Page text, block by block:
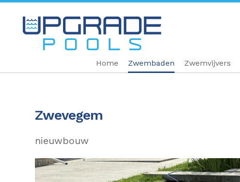
Home Zwembaden Zwemvijvers
Zwevegem
nieuwbouw